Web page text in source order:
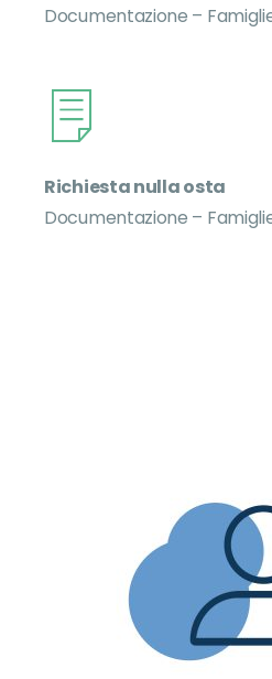
Documentazione –
Richiesta nulla osta
Documentazione –